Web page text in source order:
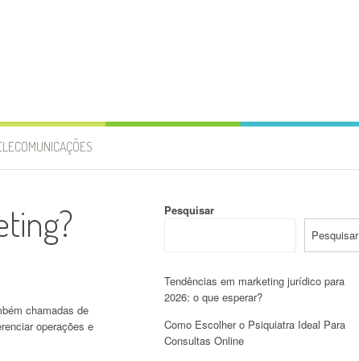
chamadas de
operações e
Pesquisar
Pesquisar
Tendências em marketing jurídico para
2026: o que esperar?
Como Escolher o Psiquiatra Ideal Para
Consultas Online